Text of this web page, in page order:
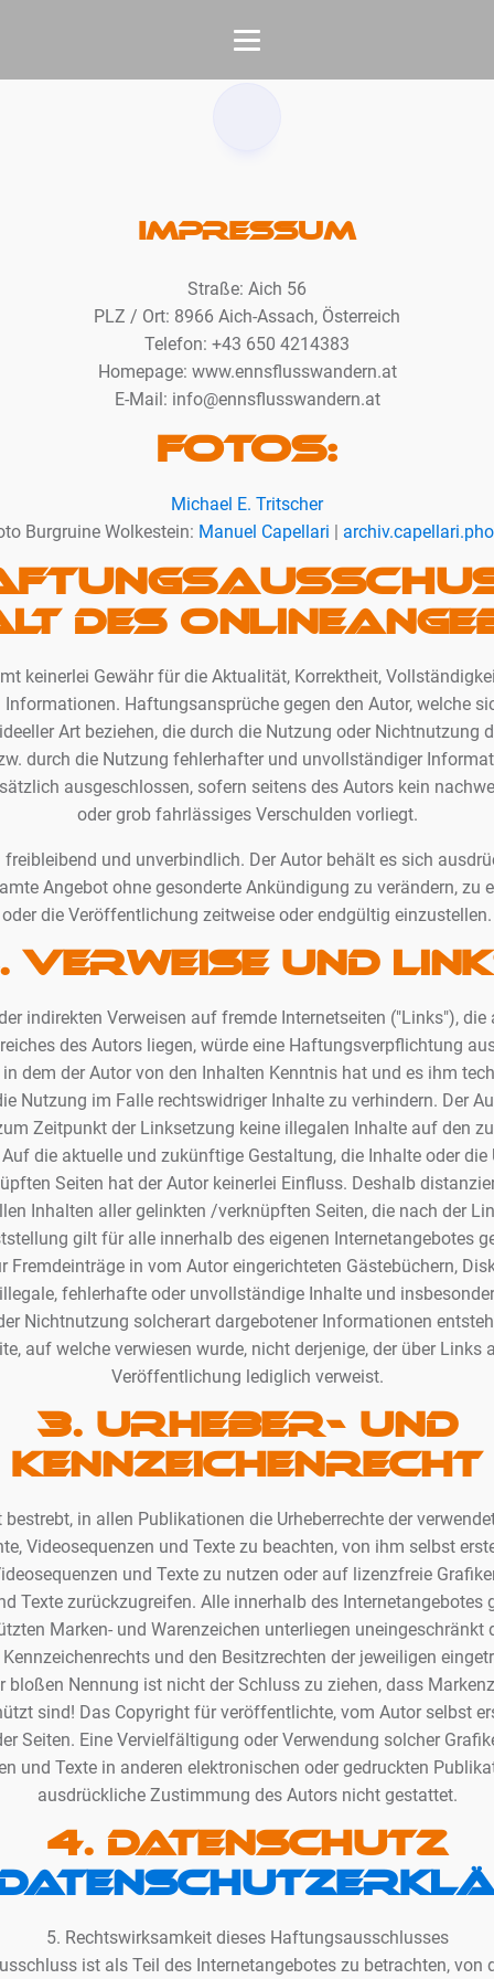
Impressum
Straße: Aich 56
PLZ / Ort: 8966 Aich-Assach, Österreich
Telefon: +43 650 4214383‬
Homepage: www.ennsflusswandern.at
E-Mail: info@ennsflusswandern.at
Fotos:
Michael E. Tritscher
Burgruine Wolkestein: Manuel Capellari |
des
keinerlei Gewähr für die Aktualität, Korrektheit,
Informationen. Haftungsansprüche gegen den Autor, welche
Art beziehen, die durch die Nutzung oder Nichtnutzung
durch die Nutzung fehlerhafter und unvollständiger
ausgeschlossen, sofern seitens des Autors kein
oder grob fahrlässiges Verschulden vorliegt.
und unverbindlich. Der Autor behält es sich
Angebot ohne gesonderte Ankündigung zu verändern, zu
oder die Veröffentlichung zeitweise oder endgültig einzustellen.
Verweise und
indirekten Verweisen auf fremde Internetseiten ("Links"), die
des Autors liegen, würde eine Haftungsverpflichtung
dem der Autor von den Inhalten Kenntnis hat und es ihm
Nutzung im Falle rechtswidriger Inhalte zu verhindern. Der
Zeitpunkt der Linksetzung keine illegalen Inhalte auf den
die aktuelle und zukünftige Gestaltung, die Inhalte oder die
Seiten hat der Autor keinerlei Einfluss. Deshalb
Inhalten aller gelinkten /verknüpften Seiten, die nach der
gilt für alle innerhalb des eigenen Internetangebotes
Fremdeinträge in vom Autor eingerichteten Gästebüchern,
fehlerhafte oder unvollständige Inhalte und
Nichtnutzung solcherart dargebotener Informationen
auf welche verwiesen wurde, nicht derjenige, der über Links
Veröffentlichung lediglich verweist.
3. Urheber- und
Kennzeichenrecht
bestrebt, in allen Publikationen die Urheberrechte der
Videosequenzen und Texte zu beachten, von ihm selbst
und Texte zu nutzen oder auf lizenzfreie
Texte zurückzugreifen. Alle innerhalb des Internetangebotes
Marken- und Warenzeichen unterliegen uneingeschränkt
und den Besitzrechten der jeweiligen
bloßen Nennung ist nicht der Schluss zu ziehen, dass
sind! Das Copyright für veröffentlichte, vom Autor selbst
Seiten. Eine Vervielfältigung oder Verwendung solcher
und Texte in anderen elektronischen oder gedruckten
ausdrückliche Zustimmung des Autors nicht gestattet.
4. Datenschutz
5. Rechtswirksamkeit dieses Haftungsausschlusses
ist als Teil des Internetangebotes zu betrachten, von